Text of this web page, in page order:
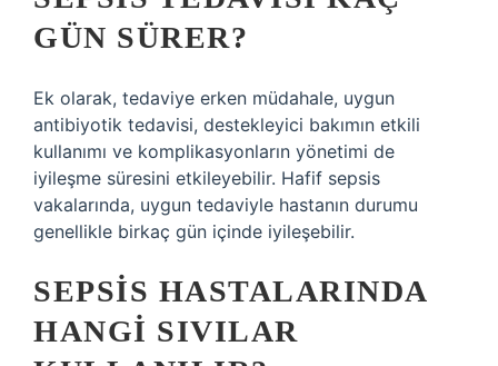
GÜN SÜRER?
Ek olarak, tedaviye erken müdahale, uygun
antibiyotik tedavisi, destekleyici bakımın etkili
kullanımı ve komplikasyonların yönetimi de
iyileşme süresini etkileyebilir. Hafif sepsis
vakalarında, uygun tedaviyle hastanın durumu
genellikle birkaç gün içinde iyileşebilir.
SEPSIS HASTALARINDA
HANGI SIVILAR